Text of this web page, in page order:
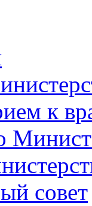
к
совет